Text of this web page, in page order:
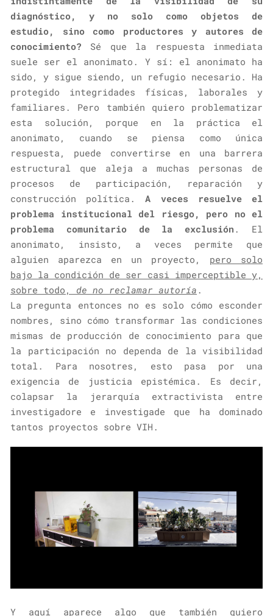
diagnóstico, y no solo como objetos de
estudio, sino como productores y autores de
conocimiento? Sé que la respuesta inmediata
suele ser el anonimato. Y sí: el anonimato ha
sido, y sigue siendo, un refugio necesario. Ha
protegido integridades físicas, laborales y
familiares. Pero también quiero problematizar
esta solución, porque en la práctica el
anonimato, cuando se piensa como única
respuesta, puede convertirse en una barrera
estructural que aleja a muchas personas de
procesos de participación, reparación y
construcción política.A veces resuelve el
problema institucional del riesgo, pero no el
problema comunitario de la exclusión . El
anonimato, insisto, a veces permite que
alguien aparezca en un proyecto, pero solo
bajo la condición de ser casi imperceptible y,
sobre todo, de no reclamar autoría .
La pregunta entonces no es solo cómo esconder
nombres, sino cómo transformar las condiciones
mismas de producción de conocimiento para que
la participación no dependa de la visibilidad
total. Para nosotres, esto pasa por una
exigencia de justicia epistémica. Es decir,
colapsar la jerarquía extractivista entre
investigadore e investigade que ha dominado
tantos proyectos sobre VIH.
Y aquí aparece algo que también quiero